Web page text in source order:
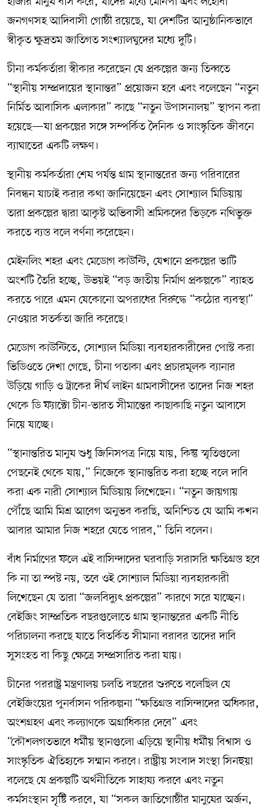
জনগণসহ আদিবাসী গোষ্ঠী রয়েছে, যা দেশটির আনুষ্ঠানিকভাবে
স্বীকৃত ক্ষুদ্রতম জাতিগত সংখ্যালঘুদের মধ্যে দুটি।
চীনা কর্মকর্তারা স্বীকার করেছেন যে প্রকল্পের জন্য তিব্বতে
“স্থানীয় সম্প্রদায়ের স্থানান্তর” প্রয়োজন হবে এবং বলেছেন “নতুন
নির্মিত আবাসিক এলাকার” কাছে “নতুন উপাসনালয়” স্থাপন করা
হয়েছে—যা প্রকল্পের সঙ্গে সম্পর্কিত দৈনিক ও সাংস্কৃতিক জীবনে
ব্যাঘাতের একটি লক্ষণ।
স্থানীয় কর্মকর্তারা শেষ পর্যন্ত গ্রাম স্থানান্তরের জন্য পরিবারের
নিবন্ধন যাচাই করার কথা জানিয়েছেন এবং সোশ্যাল মিডিয়ায়
তারা প্রকল্পের দ্বারা আকৃষ্ট অভিবাসী শ্রমিকদের ভিড়কে নথিভুক্ত
করতে ব্যস্ত বলে বর্ণনা করেছেন।
মেইনলিং শহর এবং মেডোগ কাউন্টি, যেখানে প্রকল্পের ভাটি
অংশটি তৈরি হচ্ছে, উভয়ই “বড় জাতীয় নির্মাণ প্রকল্পকে” ব্যাহত
করতে পারে এমন যেকোনো অপরাধের বিরুদ্ধে “কঠোর ব্যবস্থা”
নেওয়ার সতর্কতা জারি করেছে।
মেডোগ কাউন্টিতে, সোশ্যাল মিডিয়া ব্যবহারকারীদের পোস্ট করা
ভিডিওতে দেখা গেছে, চীনা পতাকা এবং প্রচারমূলক ব্যানার
উড়িয়ে গাড়ি ও ট্রাকের দীর্ঘ লাইন গ্রামবাসীদের তাদের নিজ শহর
থেকে ডি ফ্যাক্টো চীন-ভারত সীমান্তের কাছাকাছি নতুন আবাসে
নিয়ে যাচ্ছে।
“স্থানান্তরিত মানুষ শুধু জিনিসপত্র নিয়ে যায়, কিন্তু স্মৃতিগুলো
পেছনেই থেকে যায়,” নিজেকে স্থানান্তরিত করা হচ্ছে বলে দাবি
করা এক নারী সোশ্যাল মিডিয়ায় লিখেছেন। “নতুন জায়গায়
পৌঁছে আমি মিশ্র আবেগ অনুভব করছি, অনিশ্চিত যে আমি কখন
আবার আমার নিজ শহরে যেতে পারব,” তিনি বলেন।
বাঁধ নির্মাণের ফলে এই বাসিন্দাদের ঘরবাড়ি সরাসরি ক্ষতিগ্রস্ত হবে
কি না তা স্পষ্ট নয়, তবে ওই সোশ্যাল মিডিয়া ব্যবহারকারী
লিখেছেন যে তারা “জলবিদ্যুৎ প্রকল্পের” কারণে সরে যাচ্ছেন।
বেইজিং সাম্প্রতিক বছরগুলোতে গ্রাম স্থানান্তরের একটি নীতি
পরিচালনা করছে যাতে বিতর্কিত সীমানা বরাবর তাদের দাবি
সুসংহত বা কিছু ক্ষেত্রে সম্প্রসারিত করা যায়।
চীনের পররাষ্ট্র মন্ত্রণালয় চলতি বছরের শুরুতে বলেছিল যে
বেইজিংয়ের পুনর্বাসন পরিকল্পনা “ক্ষতিগ্রস্ত বাসিন্দাদের অধিকার,
অংশগ্রহণ এবং কল্যাণকে অগ্রাধিকার দেবে” এবং
“কৌশলগতভাবে ধর্মীয় স্থানগুলো এড়িয়ে স্থানীয় ধর্মীয় বিশ্বাস ও
সাংস্কৃতিক ঐতিহ্যকে সম্মান করবে। রাষ্ট্রীয় সংবাদ সংস্থা সিনহুয়া
বলেছে যে প্রকল্পটি অর্থনীতিকে সাহায্য করবে এবং নতুন
কর্মসংস্থান সৃষ্টি করবে, যা “সকল জাতিগোষ্ঠীর মানুষের অর্জন,